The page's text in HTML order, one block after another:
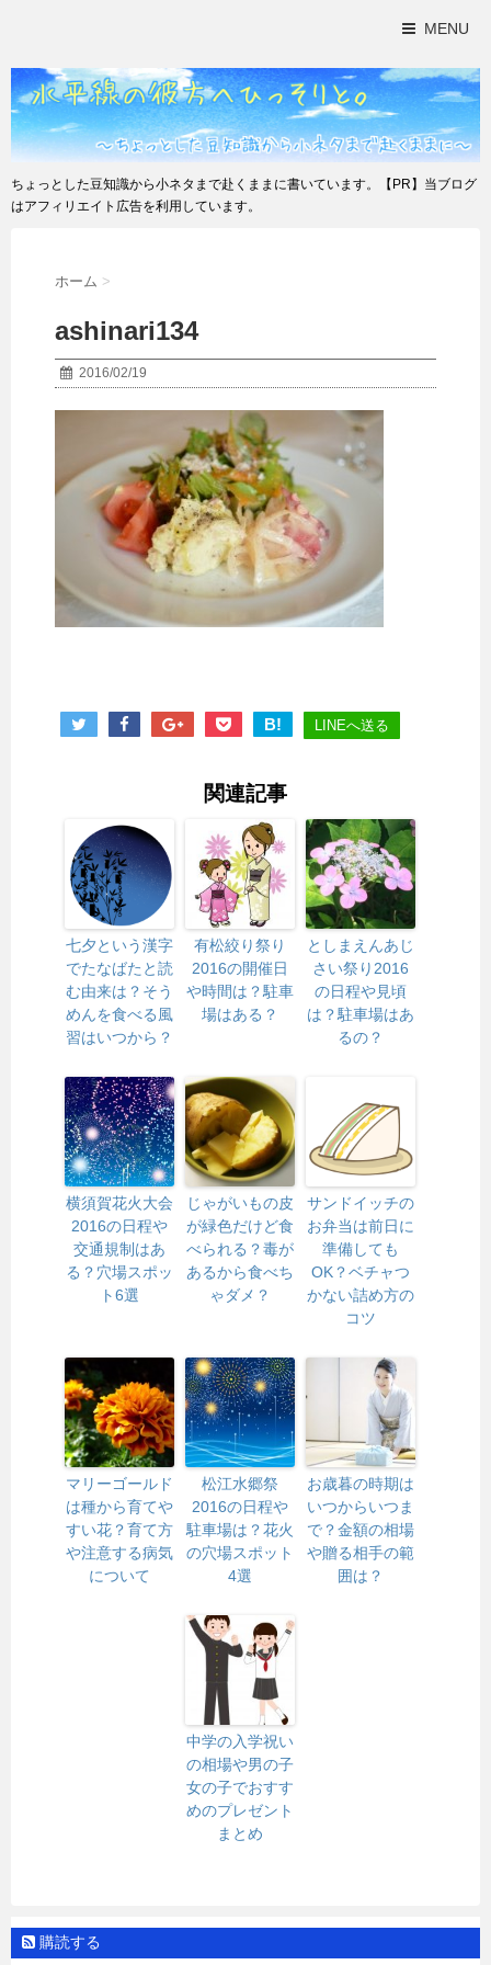
MENU
ちょっとした豆知識から小ネタまで赴くままに書いています。【PR】当ブログ
はアフィリエイト広告を利用しています。
ホーム >
ashinari134
2016/02/19
B! LINEへ送る
関連記事
七夕という漢字
でたなばたと読
む由来は？そう
めんを食べる風
習はいつから？
有松絞り祭り
2016の開催日
や時間は？駐車
場はある？
としまえんあじ
さい祭り2016
の日程や見頃
は？駐車場はあ
るの？
横須賀花火大会
2016の日程や
交通規制はあ
る？穴場スポッ
ト6選
じゃがいもの皮
が緑色だけど食
べられる？毒が
あるから食べち
ゃダメ？
サンドイッチの
お弁当は前日に
準備しても
OK？ベチャつ
かない詰め方の
コツ
マリーゴールド
は種から育てや
すい花？育て方
や注意する病気
について
松江水郷祭
2016の日程や
駐車場は？花火
の穴場スポット
4選
お歳暮の時期は
いつからいつま
で？金額の相場
や贈る相手の範
囲は？
中学の入学祝い
の相場や男の子
女の子でおすす
めのプレゼント
まとめ
購読する